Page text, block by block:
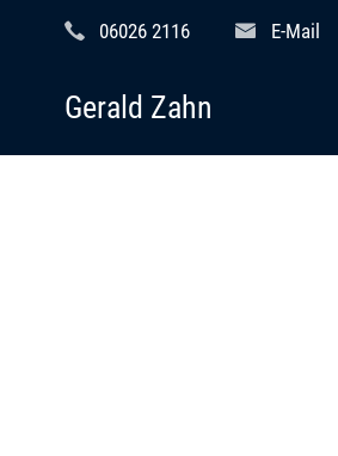
06026 2116 E-Mail
Gerald Zahn